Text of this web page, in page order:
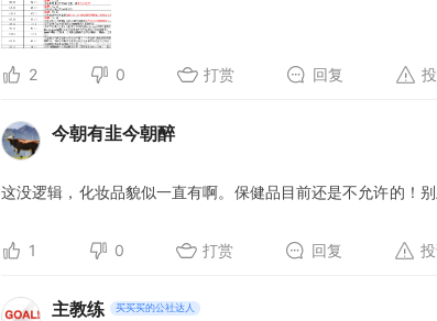
2 0 打赏 回复
今朝有韭今朝醉
这没逻辑，化妆品貌似一直有啊。保健品目前还是不允许的！
1 0 打赏 回复
主教练 买买买的公社达人